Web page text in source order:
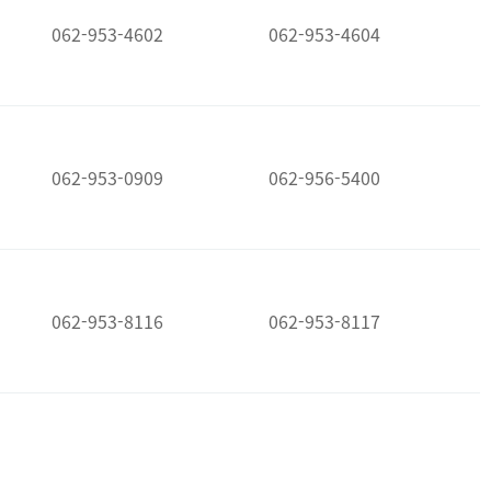
062-953-4602 062-953-4604
062-953-0909 062-956-5400
062-953-8116 062-953-8117